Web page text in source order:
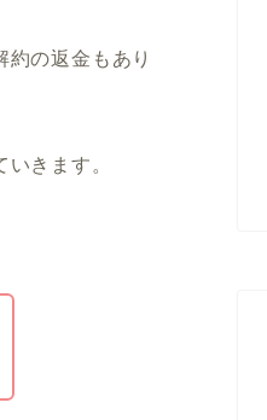
の返金もあり
きます。